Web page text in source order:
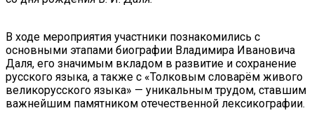
В ходе мероприятия участники познакомились с
основными этапами биографии Владимира Ивановича
Даля, его значимым вкладом в развитие и сохранение
русского языка, а также с «Толковым словарём живого
великорусского языка» — уникальным трудом, ставшим
важнейшим памятником отечественной лексикографии.